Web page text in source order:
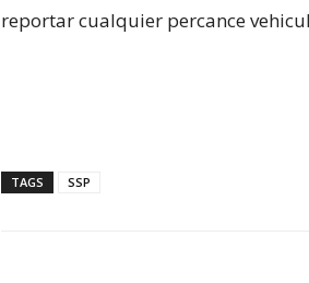
reportar cualquier percance
TAGS SSP